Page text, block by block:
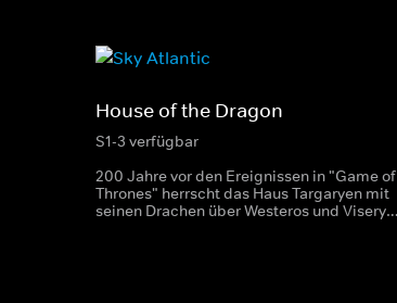
House of the Dragon
S1-3 verfügbar
200 Jahre vor den Ereignissen in "Game of
Thrones" herrscht das Haus Targaryen mit
seinen Drachen über Westeros und Viserys